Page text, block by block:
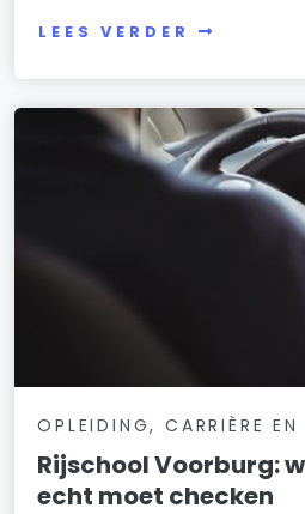
LEES VERDER
OPLEIDING, CARRIÈRE EN
Rijschool Voorburg:
echt moet checken